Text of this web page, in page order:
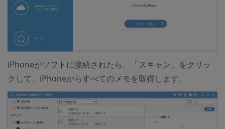
iPhoneがソフトに接続されたら、「スキャン」をクリッ
クして、iPhoneからすべてのメモを取得します。